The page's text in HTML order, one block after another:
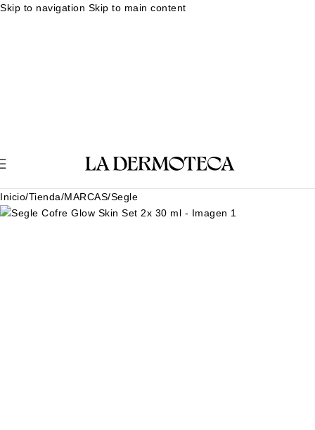
Skip to navigation Skip to main content
Inicio/Tienda/MARCAS/Segle